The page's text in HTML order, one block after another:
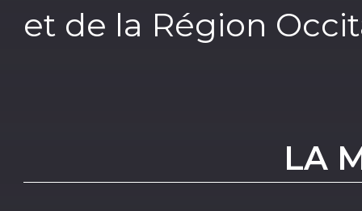
et de la Région
LA